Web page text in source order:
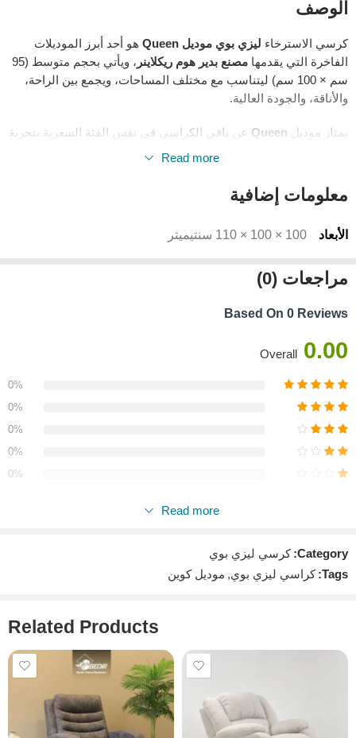
الوصف
كرسي الاسترخاء ليزي بوي موديل Queen
هو أحد أبرز الموديلات
الفاخرة التي يقدمها مصنع بدير هوم ريكلاينر
، ويأتي بحجم متوسط (95
سم × 100 سم) ليتناسب مع مختلف المساحات، ويجمع بين الراحة،
والأناقة، والجودة العالية.
يمتاز موديل Queen عن باقي الكراسي في نفس الفئة السعرية بتجربة
تصميم انسيابي عصرييمنح الكرسي مظهرًا جذّابًا.
خامات تصنيع فائقة الجودةتدوم طويلًا مع الاستخدام اليومي.
نظام تحريك يدوي
إطار داخلي متين
مصنوع من الخشب الطبيعي، يضمن أقصى درجات
الثبات والمتانة حتى مع الأوزان الثقيلة.
خامات تنجيد فاخرة
حشوة داخلية من الفايبر الناعم
والعنق، وتمنح الجسم إحساسًا فريدًا بالراحة والاسترخاء.
يتوفر الكرسي بتشكيلة ألوان واسعة، مما يسهل تنسيقه مع مختلف
أنماط الأثاث والديكورات المنزلية، ويجعله قطعة مثالية لعشاق الراحة
Read more
معلومات إضافية
الأبعاد 100 × 100 × 110 سنتيميتر
مراجعات (0)
Based On 0 Reviews
0.00
Overall
0%
0%
0%
0%
0%
There are no reviews yet.
Read more
Category: كرسي ليزي بوي
Tags: كراسي ليزي بوي, موديل كوين
Related Products